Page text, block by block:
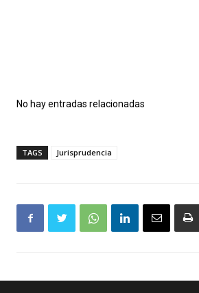
No hay entradas relacionadas
TAGS Jurisprudencia